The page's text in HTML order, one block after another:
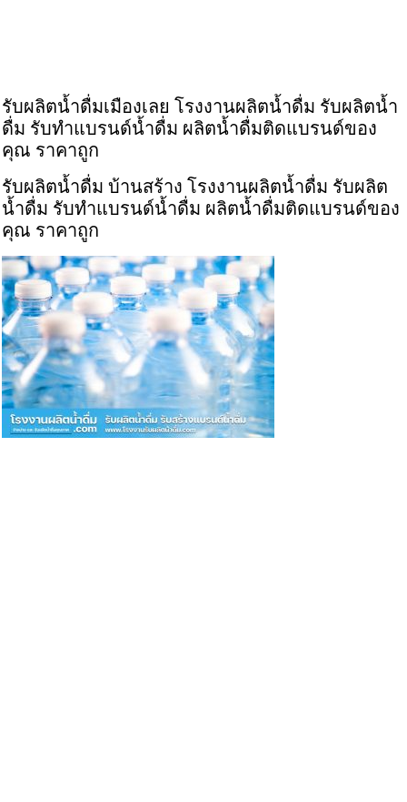
รับผลิตน้ำดื่มเมืองเลย โรงงานผลิตน้ำดื่ม รับผลิตน้ำ
ดื่ม รับทำแบรนด์น้ำดื่ม ผลิตน้ำดื่มติดแบรนด์ของ
คุณ ราคาถูก
รับผลิตน้ำดื่ม บ้านสร้าง โรงงานผลิตน้ำดื่ม รับผลิต
น้ำดื่ม รับทำแบรนด์น้ำดื่ม ผลิตน้ำดื่มติดแบรนด์ของ
คุณ ราคาถูก